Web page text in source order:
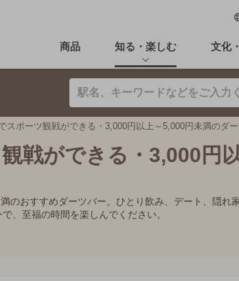
商品 知る・楽しむ 文化
スポーツ観戦ができる・3,000円以上～5,000円未満のダ
戦ができる・3,000円
のおすすめダーツバー。ひとり飲み、デート、隠れ
、至福の時間を楽しんでください。